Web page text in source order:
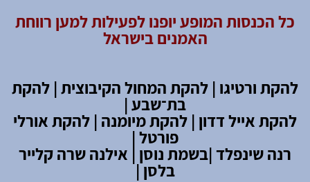
כל הכנסות המופע יופנו לפעילות למען רווחת
האמנים בישראל
להקת ורטיגו | להקת המחול הקיבוצית | להקת
בת־שבע |
להקת אייל דדון | להקת מיומנה | להקת אורלי
פורטל |
רנה שינפלד |בשמת נוסן | אילנה שרה קלייר
בלסן |